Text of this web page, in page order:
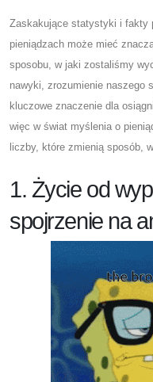
Zaskakujące statystyki i fakty
pieniądzach może mieć
sposobu, w jaki zostaliśmy
nawyki, zrozumienie naszego
kluczowe znaczenie dla
więc w świat myślenia o
liczby, które zmienią sposób,
1. Życie od
spojrzenie na